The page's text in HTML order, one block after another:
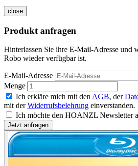
close
Produkt anfragen
Hinterlassen Sie ihre E-Mail-Adresse und
Robo wieder verfügbar ist.
E-Mail-Adresse
Menge
Ich erkläre mich mit den AGB, der
mit derWiderrufsbelehrung einverstanden.
Ich möchte den HOANZL Newsletter